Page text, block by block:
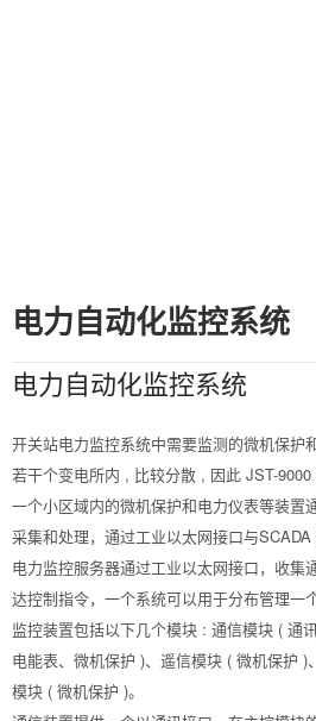
电力自动化监控系统
电力自动化监控系统
开关站电力监控系统中需要监测的微机保护
若干个变电所内 , 比较分散 , 因此 JST-
一个小区域内的微机保护和电力仪表等装置
采集和处理，通过工业以太网接口与SCADA
电力监控服务器通过工业以太网接口，收集
达控制指令，一个系统可以用于分布管理一
监控装置包括以下几个模块 : 通信模块 ( 通
电能表、微机保护 )、遥信模块 ( 微机保护
模块 ( 微机保护 )。